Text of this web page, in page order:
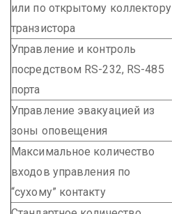
или по открытому коллектору
транзистора
Управление и контроль
посредством RS-232, RS-485
порта
Управление эвакуацией из
зоны оповещения
Максимальное количество
входов управления по
“сухому” контакту